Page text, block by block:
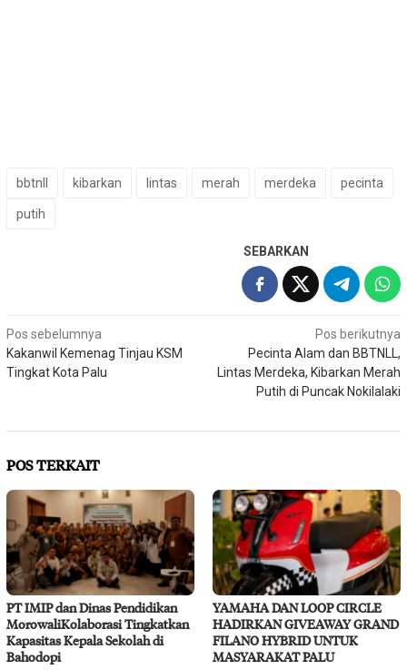
bbtnll kibarkan lintas merah merdeka pecinta
putih
SEBARKAN
Navigasi
pos
Pos sebelumnya
Kakanwil Kemenag Tinjau KSM
Tingkat Kota Palu
Pos berikutnya
Pecinta Alam dan BBTNLL,
Lintas Merdeka, Kibarkan Merah
Putih di Puncak Nokilalaki
POS TERKAIT
PT IMIP dan Dinas Pendidikan
MorowaliKolaborasi Tingkatkan
Kapasitas Kepala Sekolah di
Bahodopi
YAMAHA DAN LOOP CIRCLE
HADIRKAN GIVEAWAY GRAND
FILANO HYBRID UNTUK
MASYARAKAT PALU